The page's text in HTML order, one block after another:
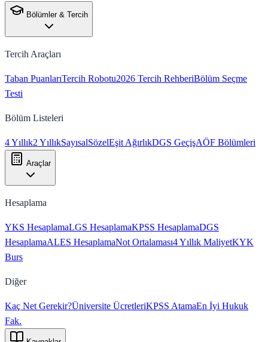
Bölümler & Tercih
Tercih Araçları
Taban PuanlarıTercih Robotu2026 Tercih RehberiBölüm Seçme
Testi
Bölüm Listeleri
4 Yıllık2 YıllıkSayısalSözelEşit AğırlıkDGS GeçişAÖF Bölümleri
Araçlar
Hesaplama
YKS HesaplamaLGS HesaplamaKPSS HesaplamaDGS
HesaplamaALES HesaplamaNot Ortalaması4 Yıllık MaliyetKYK
Burs
Diğer
Kaç Net Gerekir?Üniversite ÜcretleriKPSS AtamaEn İyi Hukuk
Fak.